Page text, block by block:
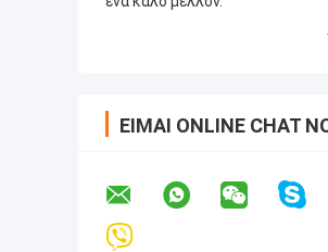
ΕΊΜΑΙ ONLINE CHAT